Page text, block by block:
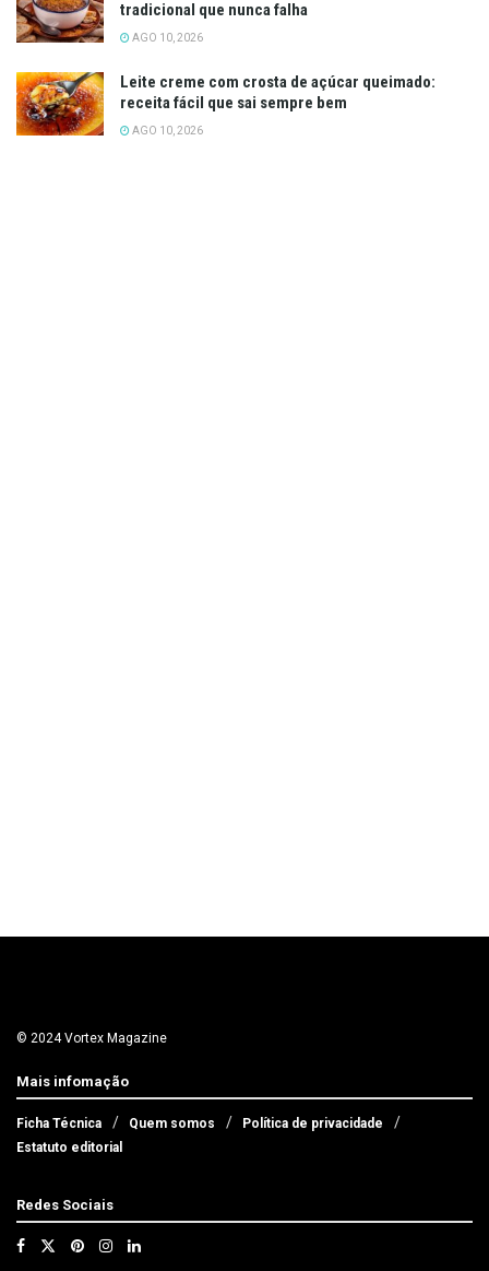
tradicional que nunca falha
AGO 10, 2026
Leite creme com crosta de açúcar queimado:
receita fácil que sai sempre bem
AGO 10, 2026
© 2024 Vortex Magazine
Mais infomação
Ficha Técnica Quem somos
Política de privacidade
Estatuto editorial
Redes Sociais